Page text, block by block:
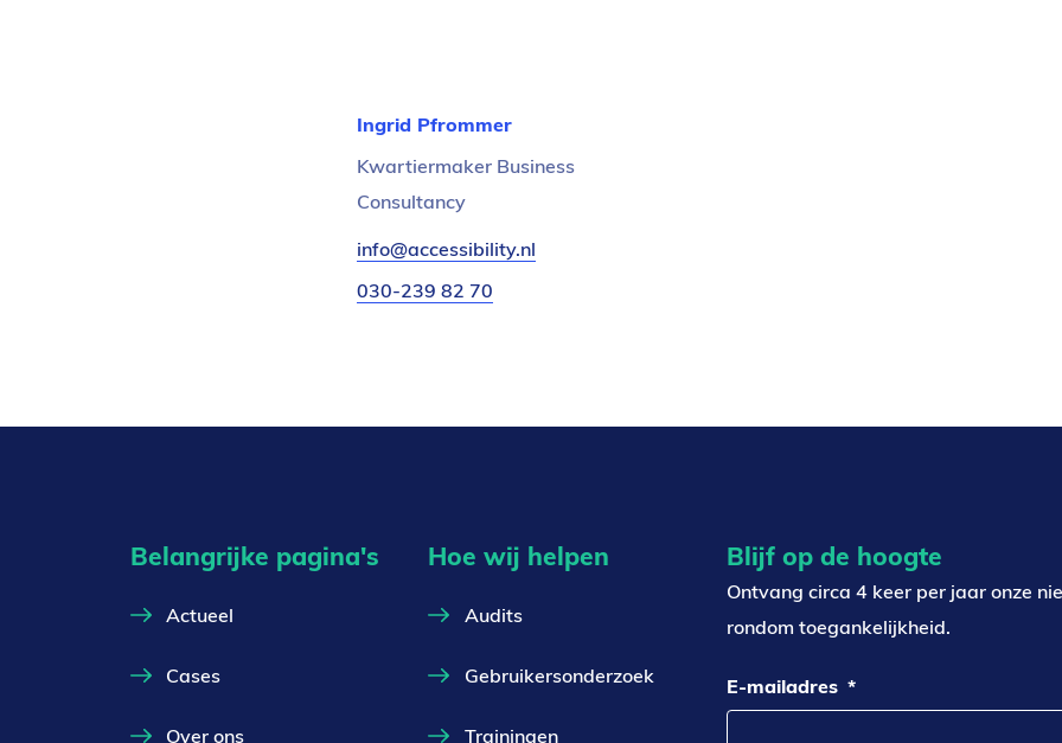
Ingrid Pfrommer
Functietitel:
Kwartiermaker Business
Consultancy
E-
mail:
info@accessibility.nl
Telefoonnummer:
030-239 82 70
Belangrijke pagina's
Actueel
Cases
Over ons
Hoe wij helpen
Audits
Gebruikersonderzoek
Trainingen
Blijf op de hoogte
Ontvang circa 4 keer per jaar onze
rondom toegankelijkheid.
E-mailadres *